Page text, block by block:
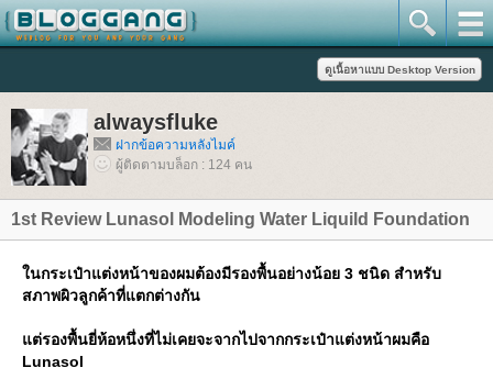
alwaysfluke
ฝากข้อความหลังไมค์
ผู้ติดตามบล็อก : 124 คน
1st Review Lunasol Modeling Water Liquild Foundation
นกระเป๋าแต่งหน้าของผมต้องมีรองพื้นอย่างน้อย 3 ชนิด สำหรับ
สภาพผิวลูกค้าที่แตกต่างกัน
ต่รองพื้นยี่ห้อหนึ่งที่ไม่เคยจะจากไปจากกระเป๋าแต่งหน้าผมคือ
Lunasol